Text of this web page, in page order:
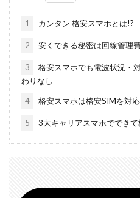
1 カンタン 格安スマホとは!?
2 安くできる秘密は回線管理
3
格安スマホでも電波状況・
わりなし
4 格安スマホは格安SIMを対
5 3大キャリアスマホででき